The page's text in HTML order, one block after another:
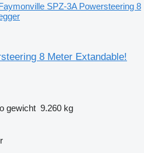
SPZ-3A Powersteering 8
8 Meter Extandable!
gewicht 9.260 kg